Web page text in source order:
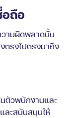
อถือ
วามผิดพลาดนั้น
ตรงไปตรงมาถึง
ตัวพนักงานและ
ละสนับสนุนให้